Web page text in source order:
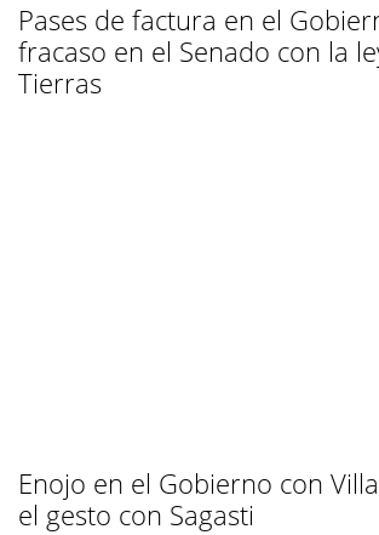
Pases de factura en el
fracaso en el Senado con la
Tierras
Enojo en el Gobierno con
el gesto con Sagasti